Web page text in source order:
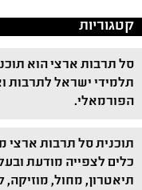
קטגוריות
סל תרבות ארצי הוא
תלמידי ישראל לתרבות
הפורמאלי.
תוכנית סל תרבות ארצי
כלים לצפייה מודעת
תיאטרון, מחול,